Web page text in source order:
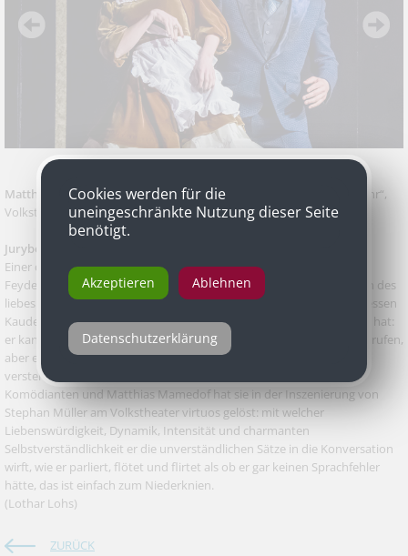
Matthias Mamedofals Chandebise in Georges Feydeaus „Floh im Ohr“,
Volkstheater
Jurybegründung
Einer der Glanz- und Lachnummern jeder Inszenierung von George
Feydeaus Turbokomödie „Der Floh im Ohr“ besteht in den Auftritten des
liebeshungrigen Camille Chandebise, dem Neffen der Hauptfigur, dessen
Kauderwelsch niemand kapiert, weil er einen schweren Sprachfehler hat:
er kann keine Konsonanten aussprechen. „Eine Tragödie“, will er ausrufen,
aber es kommt nur „Ei-e A-ö-ie“ heraus, was natürlich wieder keiner
versteht. Diese Rolle bietet eine enorme Herausforderung an einen
Komödianten und Matthias Mamedof hat sie in der Inszenierung von
Stephan Müller am Volkstheater virtuos gelöst: mit welcher
Liebenswürdigkeit, Dynamik, Intensität und charmanten
Selbstverständlichkeit er die unverständlichen Sätze in die Konversation
wirft, wie er parliert, flötet und flirtet als ob er gar keinen Sprachfehler
hätte, das ist einfach zum Niederknien.
(Lothar Lohs)
ZURÜCK
Cookies werden für die
uneingeschränkte Nutzung dieser Seite
benötigt.
Akzeptieren Ablehnen
Datenschutzerklärung